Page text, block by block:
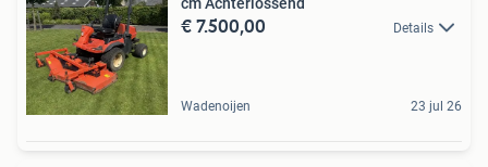
€ 7.500,00 Details
Wadenoijen 23 jul 26